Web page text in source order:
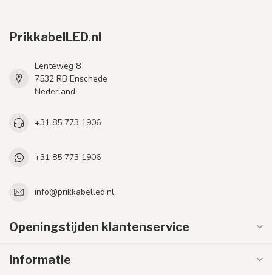
PrikkabelLED.nl
Lenteweg 8
7532 RB Enschede
Nederland
+31 85 773 1906
+31 85 773 1906
info@prikkabelled.nl
Openingstijden klantenservice
Informatie